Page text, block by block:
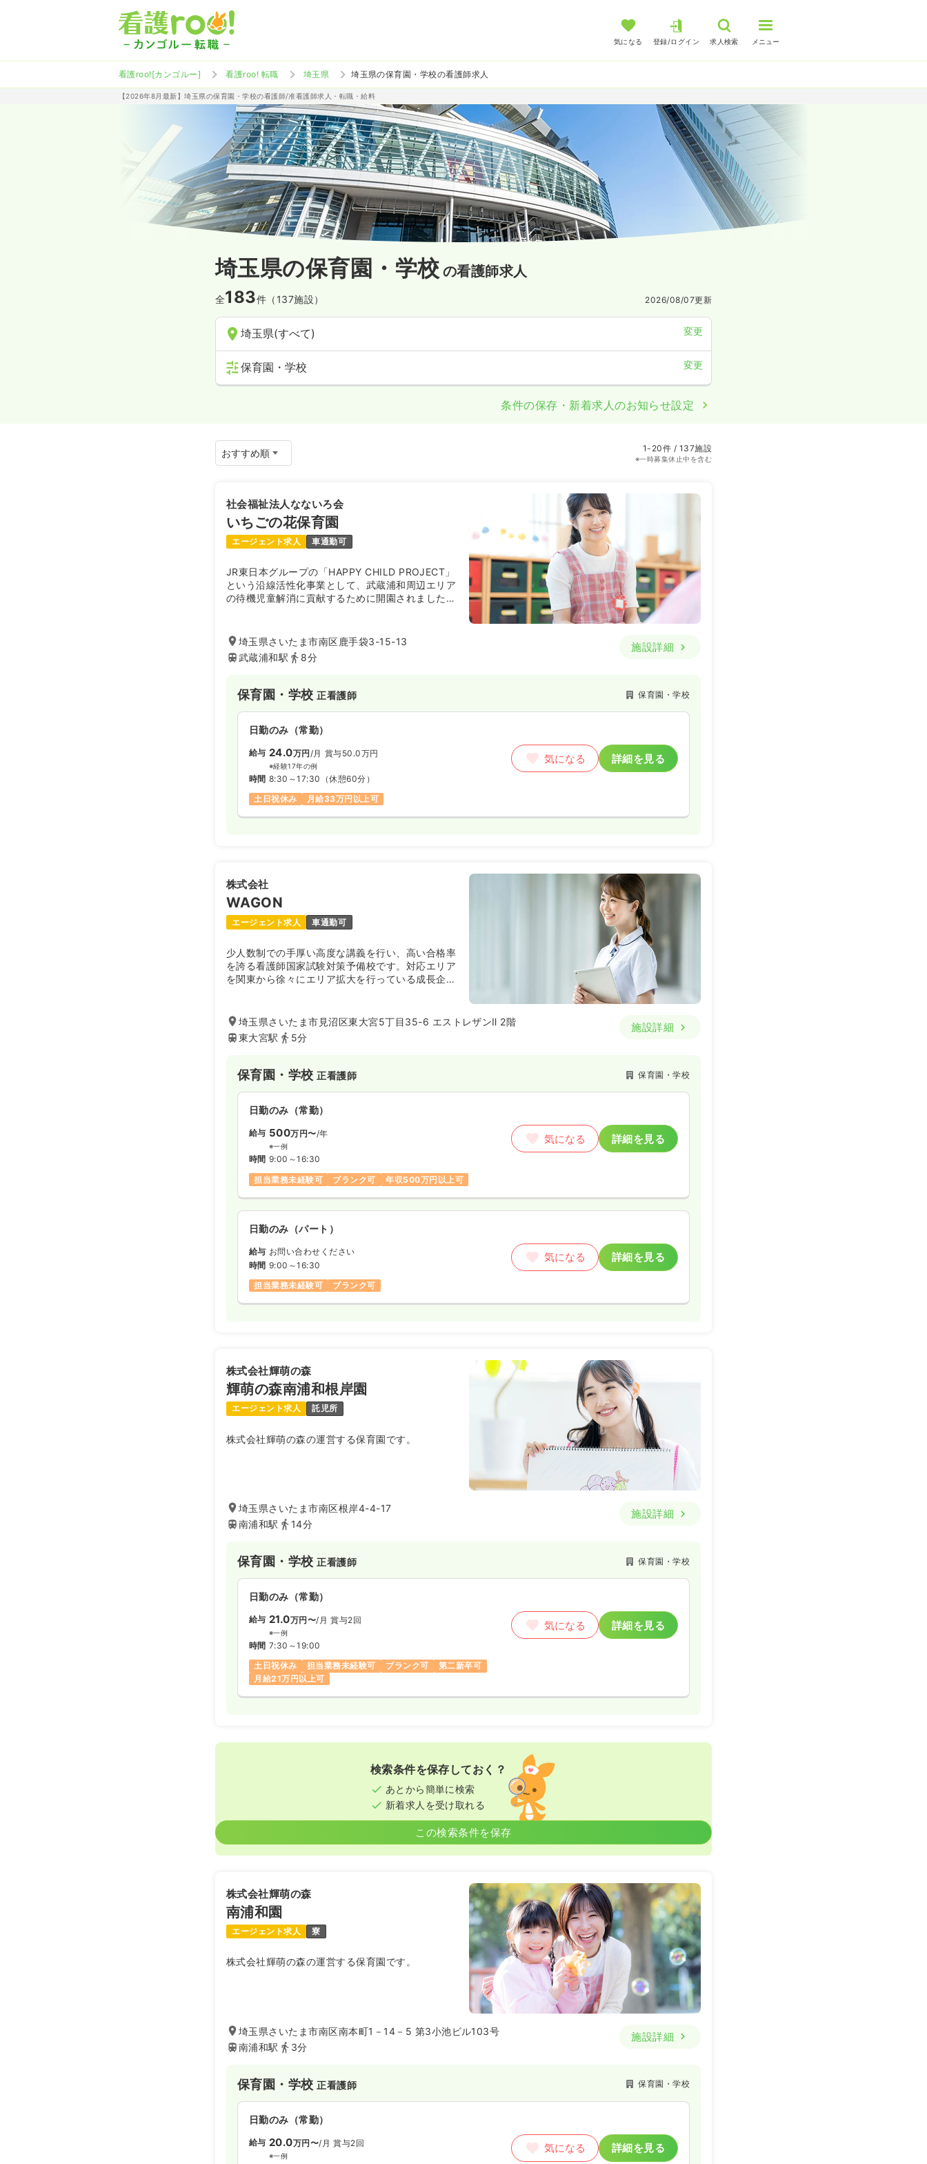
気になる 登録/ログイン 求人検索 メニュー
看護roo![カンゴルー] 看護roo! 転職 埼玉県 埼玉県の保育園・学校の看護師求人
【2026年8月最新】埼玉県の保育園・学校の看護師/准看護師求人・転職・給料
埼玉県の保育園・学校 の看護師求人
全183件（137施設） 2026/08/07更新
埼玉県(すべて) 変更
保育園・学校 変更
条件の保存・新着求人のお知らせ設定
1-20件 / 137施設
※一時募集休止中を含む
社会福祉法人なないろ会
いちごの花保育園
エージェント求人 車通勤可
JR東日本グループの「HAPPY CHILD PROJECT」
という沿線活性化事業として、武蔵浦和周辺エリア
の待機児童解消に貢献するために開園されました。
して、2020年から行政と一体となって保育園の運
営をしております。
埼玉県さいたま市南区鹿手袋3-15-13
武蔵浦和駅
8分
施設詳細
保育園・学校正看護師 保育園・学校
日勤のみ（常勤）
給与 24.0万円/月 賞与50.0万円
※経験17年の例
時間 8:30～17:30 （休憩60分）
土日祝休み
月給33万円以上可
気になる 詳細を見る
株式会社
WAGON
エージェント求人 車通勤可
少人数制での手厚い高度な講義を行い、高い合格率
を誇る看護師国家試験対策予備校です。対応エリア
を関東から徐々にエリア拡大を行っている成長企業
埼玉県さいたま市見沼区東大宮5丁目35-6 エストレザンⅡ 2階
東大宮駅
5分
施設詳細
保育園・学校正看護師 保育園・学校
日勤のみ（常勤）
給与 500万円〜/年
※一例
時間 9:00～16:30
担当業務未経験可
ブランク可 年収500万円以上可
気になる 詳細を見る
日勤のみ（パート）
給与 お問い合わせください
時間 9:00～16:30
担当業務未経験可
ブランク可
気になる 詳細を見る
株式会社輝萌の森
輝萌の森南浦和根岸園
エージェント求人 託児所
株式会社輝萌の森の運営する保育園です。
埼玉県さいたま市南区根岸4-4-17
南浦和駅
14分
施設詳細
保育園・学校正看護師 保育園・学校
日勤のみ（常勤）
給与 21.0万円〜/月 賞与2回
※一例
時間 7:30～19:00
土日祝休み
担当業務未経験可 ブランク可
第二新卒可
月給21万円以上可
気になる 詳細を見る
検索条件を保存しておく？
あとから簡単に検索
新着求人を受け取れる
この検索条件を保存
株式会社輝萌の森
南浦和園
エージェント求人 寮
株式会社輝萌の森の運営する保育園です。
埼玉県さいたま市南区南本町1－14－5 第3小池ビル103号
南浦和駅
3分
施設詳細
保育園・学校正看護師 保育園・学校
日勤のみ（常勤）
給与 20.0万円〜/月 賞与2回
※一例
気になる 詳細を見る